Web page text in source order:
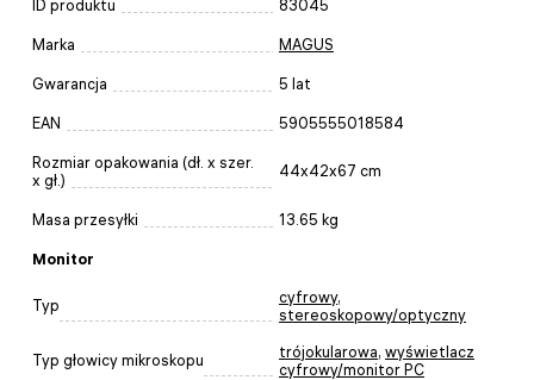
ID produktu 83045
Marka MAGUS
Gwarancja 5 lat
EAN 5905555018584
Rozmiar opakowania (dł. x szer.
x gł.)
44x42x67 cm
Masa przesyłki 13.65 kg
Monitor
Typ cyfrowy,
stereoskopowy/optyczny
Typ głowicy mikroskopu trójokularowa, wyświetlacz
cyfrowy/monitor PC